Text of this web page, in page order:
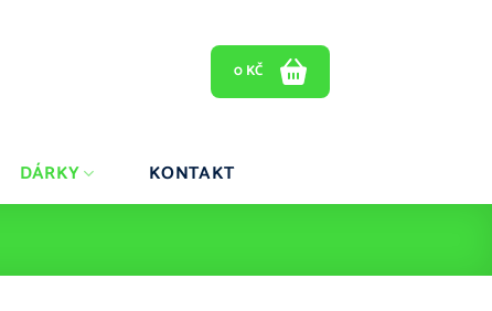
0KČ
DÁRKY KONTAKT